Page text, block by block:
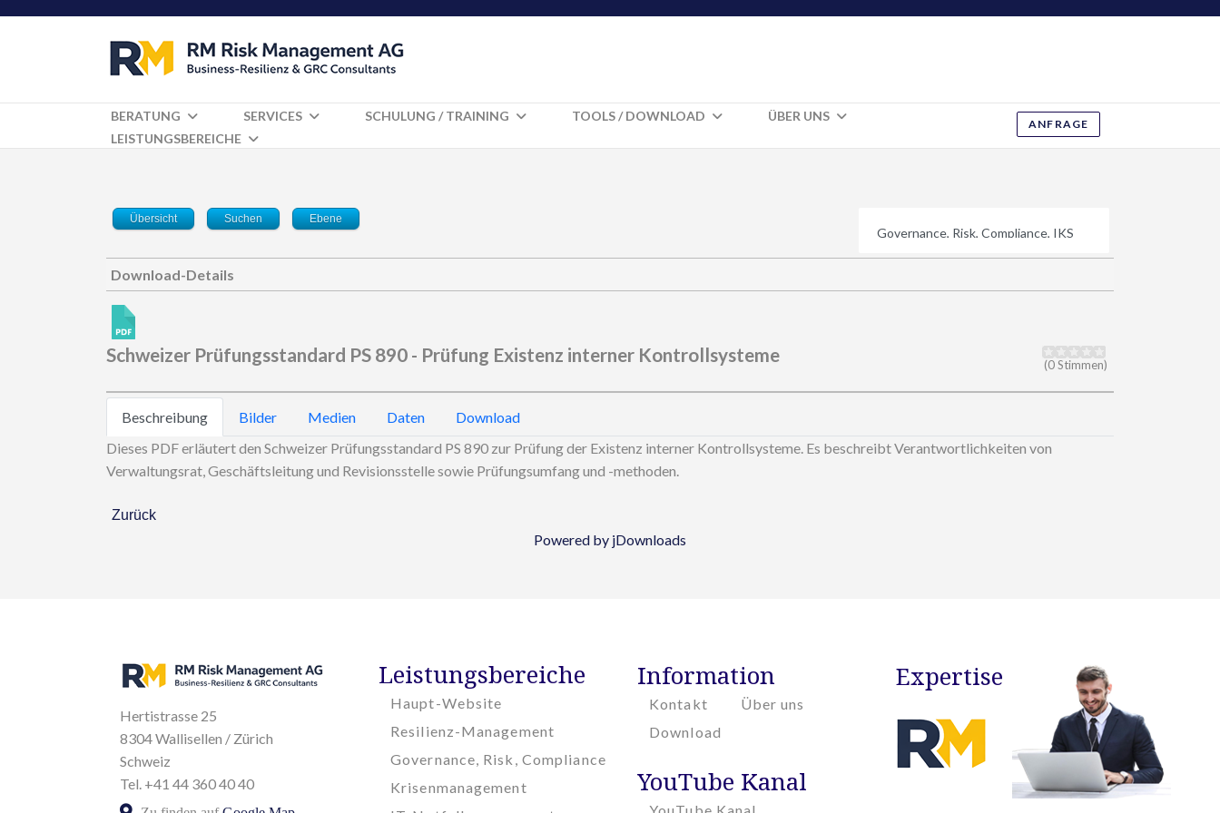
ANFRAGE
BERATUNG SERVICES SCHULUNG / TRAINING TOOLS / DOWNLOAD
ÜBER UNS
LEISTUNGSBEREICHE
Übersicht Suchen Ebene
Download-Details
Schweizer Prüfungsstandard PS 890 - Prüfung Existenz interner Kontrollsysteme (0 Stimmen)
Beschreibung Bilder Medien Daten
Download
Dieses PDF erläutert den Schweizer Prüfungsstandard PS 890 zur Prüfung der Existenz interner Kontrollsysteme. Es beschreibt Verantwortlichkeiten von
Verwaltungsrat, Geschäftsleitung und Revisionsstelle sowie Prüfungsumfang und -methoden.
Zurück
Powered by jDownloads
Hertistrasse 25
8304 Wallisellen / Zürich
Schweiz
Tel. +41 44 360 40 40
Leistungsbereiche
Haupt-Website
Resilienz-Management
Governance, Risk, Compliance
Krisenmanagement
Information
Kontakt
Über uns
Download
YouTube Kanal
Expertise